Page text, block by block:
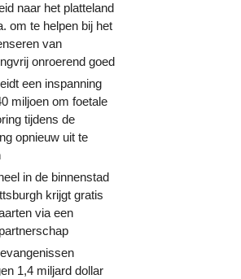
naar het platteland
om te helpen bij het
van
onroerend goed
een inspanning
miljoen om foetale
tijdens de
opnieuw uit te
in de binnenstad
krijgt gratis
via een
1,4 miljard dollar